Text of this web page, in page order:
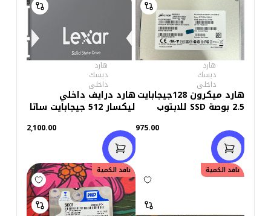
هارد
ديسك
داخلى
هارد ميكرون 128جيجابايت
2.5 بوصة SSD للابتوب
975.00
هارد
ديسك
داخلى
هارد درايف داخلي
ليكسار 512 جيجابايت ساتا
2,100.00
نافد الكمية نافد الكمية